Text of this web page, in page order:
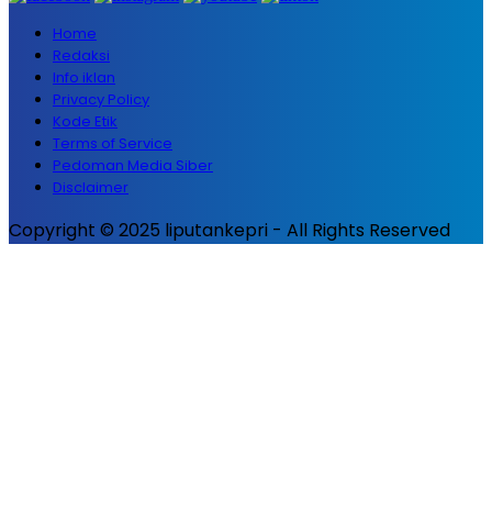
Home
Redaksi
Info iklan
Privacy Policy
Kode Etik
Terms of Service
Pedoman Media Siber
Disclaimer
Copyright © 2025 liputankepri - All Rights Reserved